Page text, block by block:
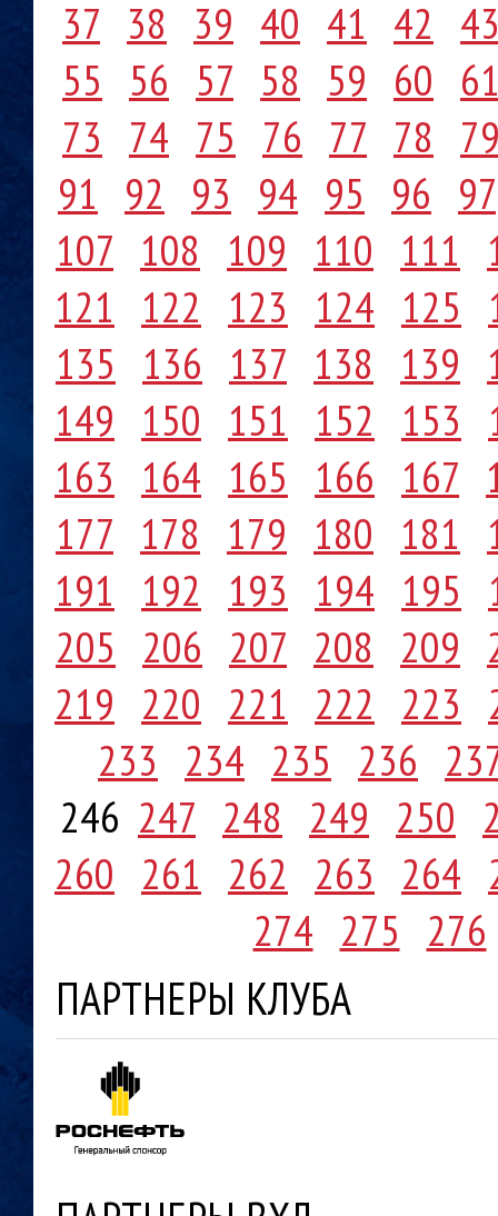
37 38 39 40 41 42
55 56 57 58 59 60
73 74 75 76 77 78
91 92 93 94 95 96 97
107 108 109 110 111
121 122 123 124 125
135 136 137 138 139
149 150 151 152 153
163 164 165 166 167
177 178 179 180 181
191 192 193 194 195
205 206 207 208 209
219 220 221 222 223
233 234 235 236
246 247 248 249 250
260 261 262 263 264
274 275 276
ПАРТНЕРЫ КЛУБА